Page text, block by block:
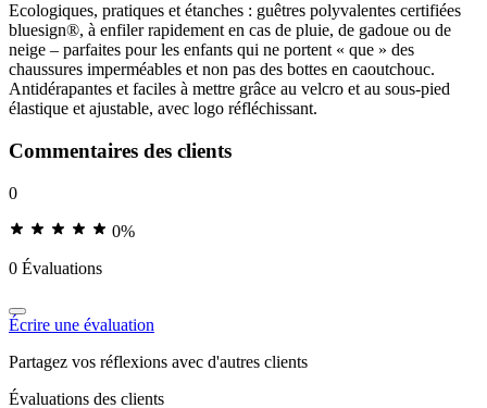
Ecologiques, pratiques et étanches : guêtres polyvalentes certifiées
bluesign®, à enfiler rapidement en cas de pluie, de gadoue ou de
neige – parfaites pour les enfants qui ne portent « que » des
chaussures imperméables et non pas des bottes en caoutchouc.
Antidérapantes et faciles à mettre grâce au velcro et au sous-pied
élastique et ajustable, avec logo réfléchissant.
Commentaires des clients
0
0%
0 Évaluations
Écrire une évaluation
Partagez vos réflexions avec d'autres clients
Évaluations des clients